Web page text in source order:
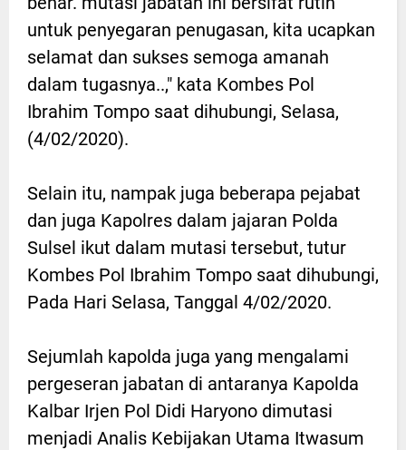
untuk penyegaran penugasan, kita ucapkan
selamat dan sukses semoga amanah
dalam tugasnya..," kata Kombes Pol
Ibrahim Tompo saat dihubungi, Selasa,
(4/02/2020).
Selain itu, nampak juga beberapa pejabat
dan juga Kapolres dalam jajaran Polda
Sulsel ikut dalam mutasi tersebut, tutur
Kombes Pol Ibrahim Tompo saat dihubungi,
Pada Hari Selasa, Tanggal 4/02/2020.
Sejumlah kapolda juga yang mengalami
pergeseran jabatan di antaranya Kapolda
Kalbar Irjen Pol Didi Haryono dimutasi
menjadi Analis Kebijakan Utama Itwasum